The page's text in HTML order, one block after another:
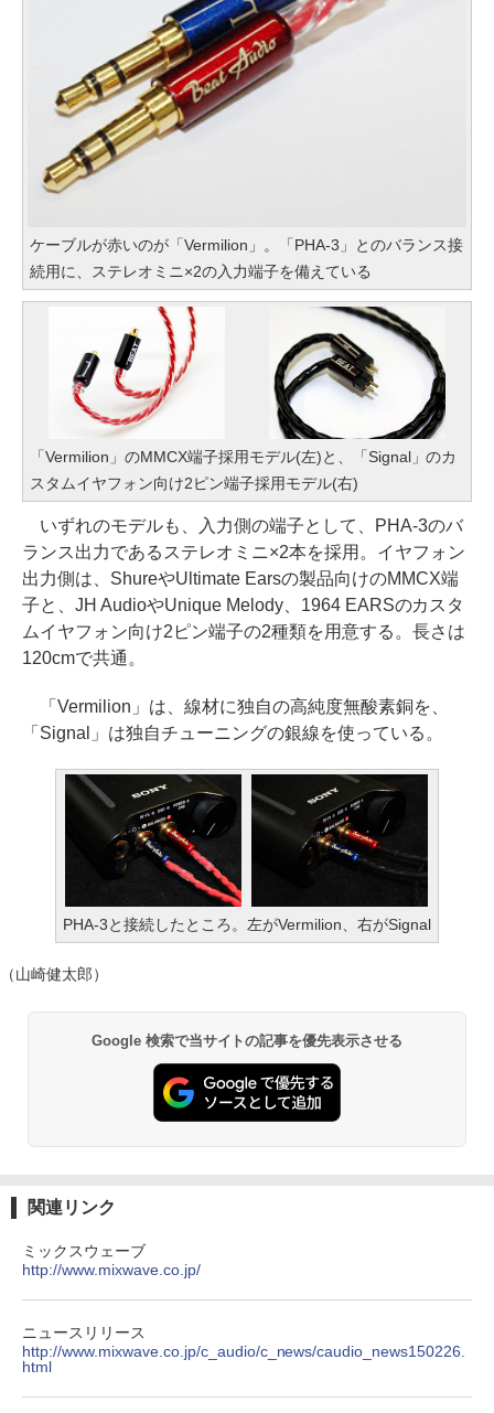
ケーブルが赤いのが「Vermilion」。「PHA-3」とのバランス接
続用に、ステレオミニ×2の入力端子を備えている
「Vermilion」のMMCX端子採用モデル(左)と、「Signal」のカ
スタムイヤフォン向け2ピン端子採用モデル(右)
いずれのモデルも、入力側の端子として、PHA-3のバ
ランス出力であるステレオミニ×2本を採用。イヤフォン
出力側は、ShureやUltimate Earsの製品向けのMMCX端
子と、JH AudioやUnique Melody、1964 EARSのカスタ
ムイヤフォン向け2ピン端子の2種類を用意する。長さは
120cmで共通。
「Vermilion」は、線材に独自の高純度無酸素銅を、
「Signal」は独自チューニングの銀線を使っている。
PHA-3と接続したところ。左がVermilion、右がSignal
（山崎健太郎）
Google 検索で当サイトの記事を優先表示させる
関連リンク
ミックスウェーブ
http://www.mixwave.co.jp/
ニュースリリース
http://www.mixwave.co.jp/c_audio/c_news/caudio_news150226.
html